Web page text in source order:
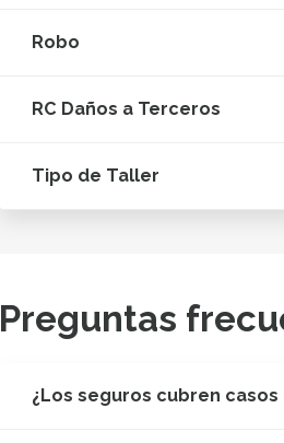
Robo
RC Daños a Terceros
Tipo de Taller
Preguntas
¿Los seguros cubren casos